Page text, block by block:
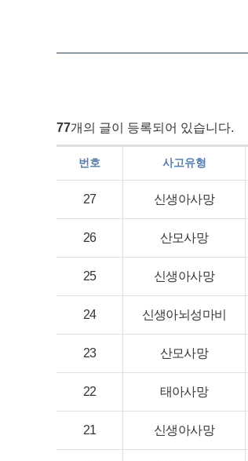
77개의 글이 등록되어 있습니다.
번호 사고유형
27 신생아사망
26 산모사망
25 신생아사망
24 신생아뇌성마비
23 산모사망
22 태아사망
21 신생아사망